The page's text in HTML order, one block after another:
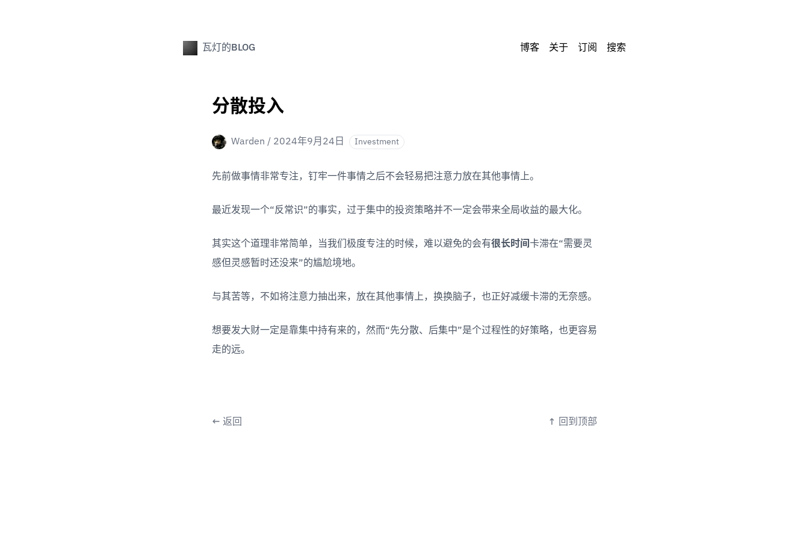
瓦灯的BLOG 博客 关于 订阅 搜索
分散投入
Warden / 2024年9月24日 Investment
先前做事情非常专注，钉牢一件事情之后不会轻易把注意力放在其他事情上。
最近发现一个“反常识”的事实，过于集中的投资策略并不一定会带来全局收益的最大化。
其实这个道理非常简单，当我们极度专注的时候，难以避免的会有很长时间 卡滞在“需要灵
感但灵感暂时还没来”的尴尬境地。
与其苦等，不如将注意力抽出来，放在其他事情上，换换脑子，也正好减缓卡滞的无奈感。
想要发大财一定是靠集中持有来的，然而“先分散、后集中”是个过程性的好策略，也更容易
走的远。
← 返回 ↑ 回到顶部